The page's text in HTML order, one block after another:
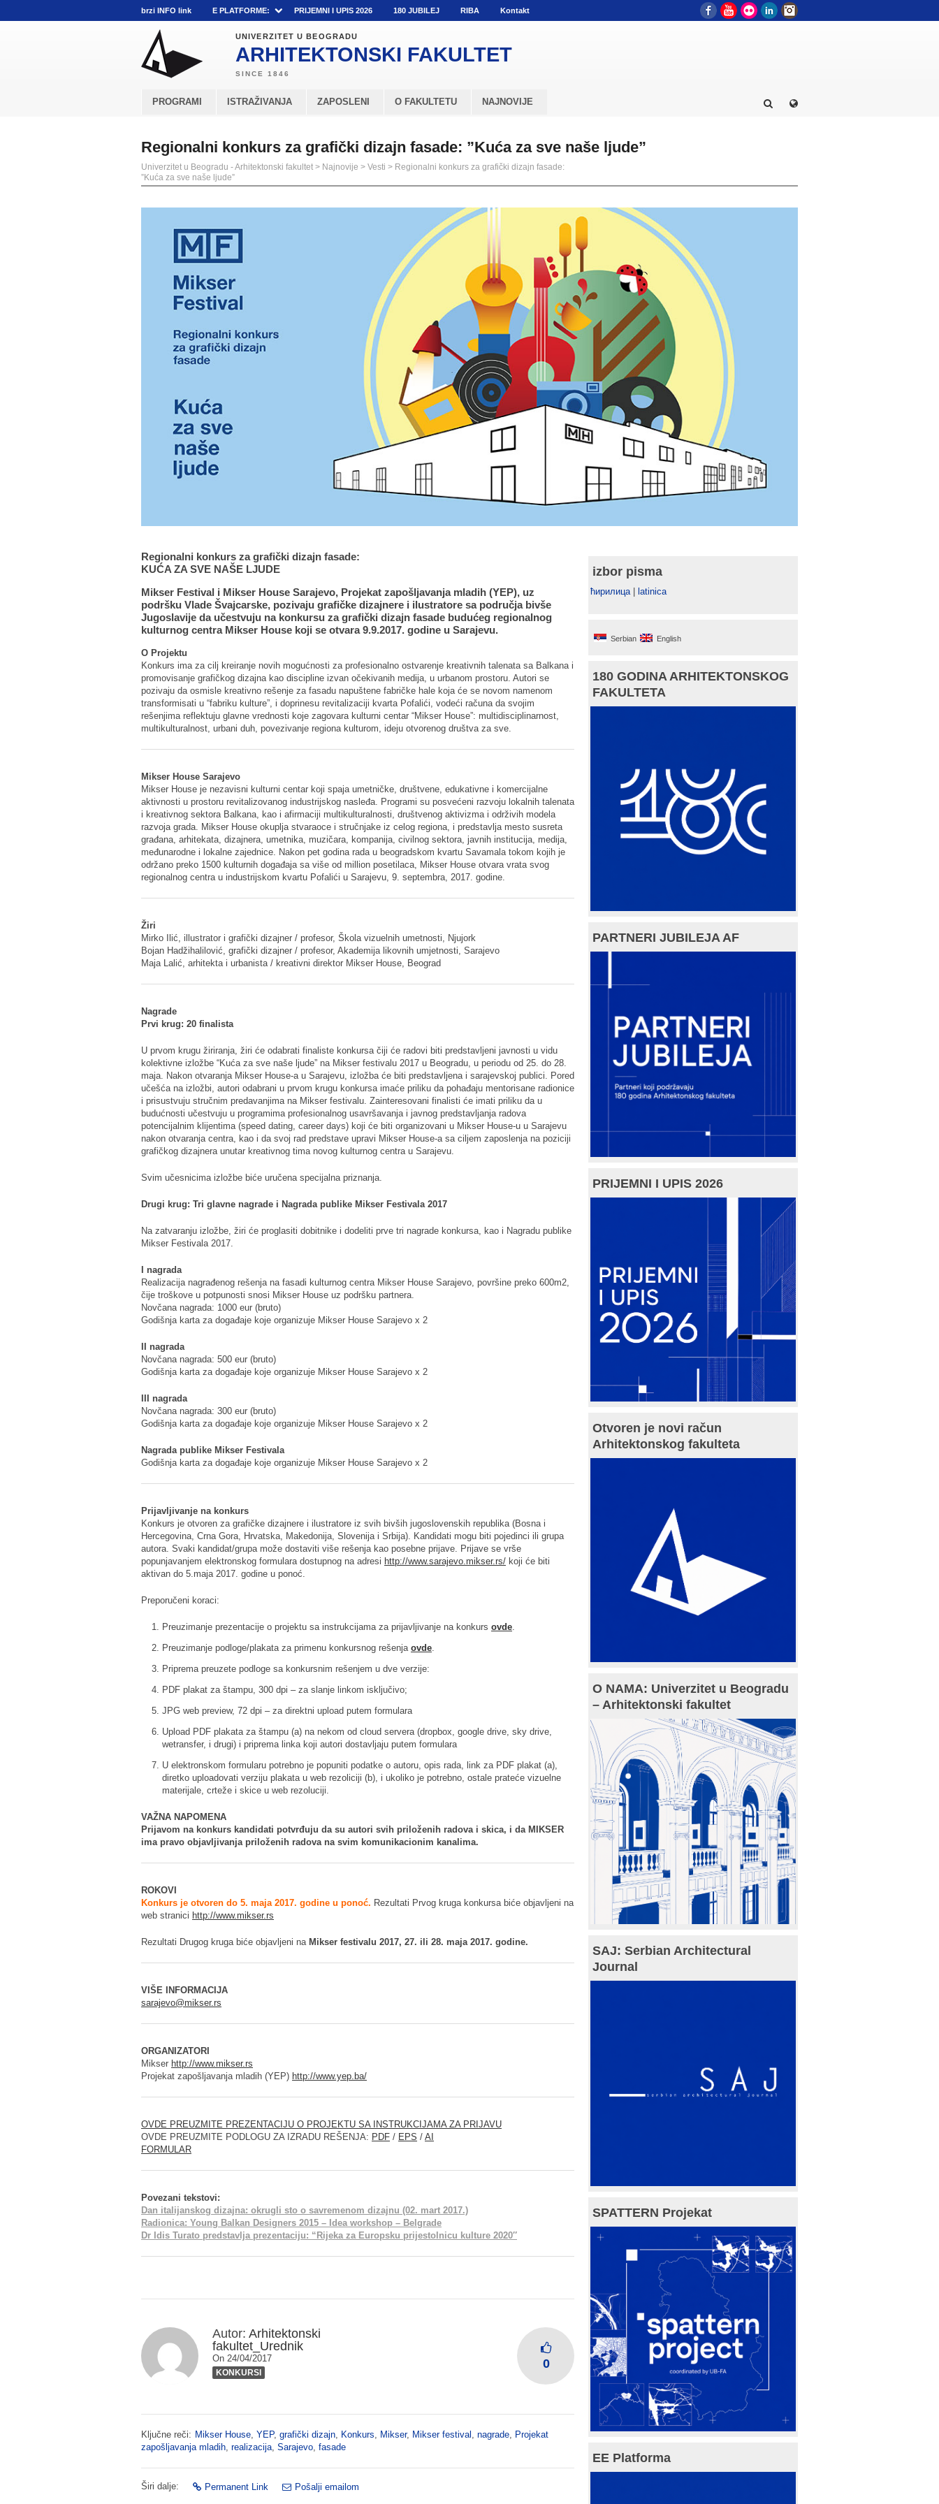
brzi INFO link E PLATFORME: PRIJEMNI I UPIS 2026 180 JUBILEJ RIBA Kontakt FacebookYouTube
Flickr LinkedIn
UNIVERZITET U BEOGRADU
ARHITEKTONSKI FAKULTET
PROGRAMI ISTRAŽIVANJA ZAPOSLENI O FAKULTETU NAJNOVIJE
Regionalni konkurs za grafički dizajn fasade: ”Kuća za sve naše ljude”
Univerzitet u Beogradu - Arhitektonski fakultet > Najnovije > Vesti > Regionalni konkurs za grafički dizajn fasade:
”Kuća za sve naše ljude”
Regionalni konkurs za grafički dizajn fasade:
KUĆA ZA SVE NAŠE LJUDE
Mikser Festival i Mikser House Sarajevo, Projekat zapošljavanja mladih (YEP), uz
podršku Vlade Švajcarske, pozivaju grafičke dizajnere i ilustratore sa područja bivše
Jugoslavije da učestvuju na konkursu za grafički dizajn fasade budućeg regionalnog
kulturnog centra Mikser House koji se otvara 9.9.2017. godine u Sarajevu.
O Projektu
Konkurs ima za cilj kreiranje novih mogućnosti za profesionalno ostvarenje kreativnih talenata sa Balkana i
promovisanje grafičkog dizajna kao discipline izvan očekivanih medija, u urbanom prostoru. Autori se
pozivaju da osmisle kreativno rešenje za fasadu napuštene fabričke hale koja će se novom namenom
transformisati u “fabriku kulture”, i doprinesu revitalizaciji kvarta Pofalići, vodeći računa da svojim
rešenjima reflektuju glavne vrednosti koje zagovara kulturni centar “Mikser House”: multidisciplinarnost,
multikulturalnost, urbani duh, povezivanje regiona kulturom, ideju otvorenog društva za sve.
Mikser House Sarajevo
Mikser House je nezavisni kulturni centar koji spaja umetničke, društvene, edukativne i komercijalne
aktivnosti u prostoru revitalizovanog industrijskog nasleđa. Programi su posvećeni razvoju lokalnih talenata
i kreativnog sektora Balkana, kao i afirmaciji multikulturalnosti, društvenog aktivizma i održivih modela
razvoja grada. Mikser House okuplja stvaraoce i stručnjake iz celog regiona, i predstavlja mesto susreta
građana, arhitekata, dizajnera, umetnika, muzičara, kompanija, civilnog sektora, javnih institucija, medija,
međunarodne i lokalne zajednice. Nakon pet godina rada u beogradskom kvartu Savamala tokom kojih je
održano preko 1500 kulturnih događaja sa više od million posetilaca, Mikser House otvara vrata svog
regionalnog centra u industrijskom kvartu Pofalići u Sarajevu, 9. septembra, 2017. godine.
Žiri
Mirko Ilić, illustrator i grafički dizajner / profesor, Škola vizuelnih umetnosti, Njujork
Bojan Hadžihalilović, grafički dizajner / profesor, Akademija likovnih umjetnosti, Sarajevo
Maja Lalić, arhitekta i urbanista / kreativni direktor Mikser House, Beograd
Nagrade
Prvi krug: 20 finalista
U prvom krugu žiriranja, žiri će odabrati finaliste konkursa čiji će radovi biti predstavljeni javnosti u vidu
kolektivne izložbe “Kuća za sve naše ljude” na Mikser festivalu 2017 u Beogradu, u periodu od 25. do 28.
maja. Nakon otvaranja Mikser House-a u Sarajevu, izložba će biti predstavljena i sarajevskoj publici. Pored
učešća na izložbi, autori odabrani u prvom krugu konkursa imaće priliku da pohađaju mentorisane radionice
i prisustvuju stručnim predavanjima na Mikser festivalu. Zainteresovani finalisti će imati priliku da u
budućnosti učestvuju u programima profesionalnog usavršavanja i javnog predstavljanja radova
potencijalnim klijentima (speed dating, career days) koji će biti organizovani u Mikser House-u u Sarajevu
nakon otvaranja centra, kao i da svoj rad predstave upravi Mikser House-a sa ciljem zaposlenja na poziciji
grafičkog dizajnera unutar kreativnog tima novog kulturnog centra u Sarajevu.
Svim učesnicima izložbe biće uručena specijalna priznanja.
Drugi krug: Tri glavne nagrade i Nagrada publike Mikser Festivala 2017
Na zatvaranju izložbe, žiri će proglasiti dobitnike i dodeliti prve tri nagrade konkursa, kao i Nagradu publike
Mikser Festivala 2017.
I nagrada
Realizacija nagrađenog rešenja na fasadi kulturnog centra Mikser House Sarajevo, površine preko 600m2,
čije troškove u potpunosti snosi Mikser House uz podršku partnera.
Novčana nagrada: 1000 eur (bruto)
Godišnja karta za događaje koje organizuje Mikser House Sarajevo x 2
II nagrada
Novčana nagrada: 500 eur (bruto)
Godišnja karta za događaje koje organizuje Mikser House Sarajevo x 2
III nagrada
Novčana nagrada: 300 eur (bruto)
Godišnja karta za događaje koje organizuje Mikser House Sarajevo x 2
Nagrada publike Mikser Festivala
Godišnja karta za događaje koje organizuje Mikser House Sarajevo x 2
Prijavljivanje na konkurs
Konkurs je otvoren za grafičke dizajnere i ilustratore iz svih bivših jugoslovenskih republika (Bosna i
Hercegovina, Crna Gora, Hrvatska, Makedonija, Slovenija i Srbija). Kandidati mogu biti pojedinci ili grupa
autora. Svaki kandidat/grupa može dostaviti više rešenja kao posebne prijave. Prijave se vrše
popunjavanjem elektronskog formulara dostupnog na adresi http://www.sarajevo.mikser.rs/ koji će biti
aktivan do 5.maja 2017. godine u ponoć.
Preporučeni koraci:
Preuzimanje prezentacije o projektu sa instrukcijama za prijavljivanje na konkurs ovde
Preuzimanje podloge/plakata za primenu konkursnog rešenja ovde
Priprema preuzete podloge sa konkursnim rešenjem u dve verzije:
PDF plakat za štampu, 300 dpi – za slanje linkom isključivo;
JPG web preview, 72 dpi – za direktni upload putem formulara
Upload PDF plakata za štampu (a) na nekom od cloud servera (dropbox, google drive, sky drive,
wetransfer, i drugi) i priprema linka koji autori dostavljaju putem formulara
U elektronskom formularu potrebno je popuniti podatke o autoru, opis rada, link za PDF plakat (a),
diretko uploadovati verziju plakata u web rezoliciji (b), i ukoliko je potrebno, ostale prateće vizuelne
materijale, crteže i skice u web rezoluciji.
VAŽNA NAPOMENA
Prijavom na konkurs kandidati potvrđuju da su autori svih priloženih radova i skica, i da MIKSER
ima pravo objavljivanja priloženih radova na svim komunikacionim kanalima.
ROKOVI
Konkurs je otvoren do 5. maja 2017. godine u ponoć. Rezultati Prvog kruga konkursa biće objavljeni na
web stranici http://www.mikser.rs
Rezultati Drugog kruga biće objavljeni na Mikser festivalu 2017, 27. ili 28. maja 2017. godine.
VIŠE INFORMACIJA
sarajevo@mikser.rs
ORGANIZATORI
Mikser http://www.mikser.rs
Projekat zapošljavanja mladih (YEP) http://www.yep.ba/
OVDE PREUZMITE PREZENTACIJU O PROJEKTU SA INSTRUKCIJAMA ZA PRIJAVU
OVDE PREUZMITE PODLOGU ZA IZRADU REŠENJA: PDF / EPS / AI
FORMULAR
Povezani tekstovi:
Dan italijanskog dizajna: okrugli sto o savremenom dizajnu (02. mart 2017.)
Radionica: Young Balkan Designers 2015 – Idea workshop – Belgrade
Dr Idis Turato predstavlja prezentaciju: “Rijeka za Europsku prijestolnicu kulture 2020″
Autor: Arhitektonski
fakultet_Urednik
On 24/04/2017
KONKURSI
0
Ključne reči: Mikser House YEP, grafički dizajn Konkurs Mikser, Mikser festival nagrade
Projekat
zapošljavanja mladih realizacija Sarajevo fasade
Širi dalje: Permanent Link Pošalji emailom
izbor pisma
ћирилица latinica
Serbian English
180 GODINA ARHITEKTONSKOG
FAKULTETA
PARTNERI JUBILEJA AF
PRIJEMNI I UPIS 2026
Otvoren je novi račun
Arhitektonskog fakulteta
O NAMA: Univerzitet u Beogradu
– Arhitektonski fakultet
SAJ: Serbian Architectural
Journal
SPATTERN Projekat
EE Platforma